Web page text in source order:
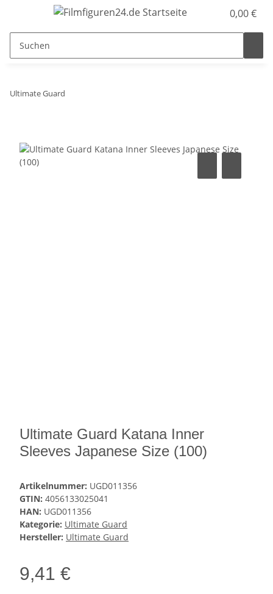
0,00 €
Ultimate Guard
Ultimate Guard Katana Inner
Sleeves Japanese Size (100)
Artikelnummer: UGD011356
GTIN: 4056133025041
HAN: UGD011356
Kategorie: Ultimate Guard
Hersteller: Ultimate Guard
9,41 €